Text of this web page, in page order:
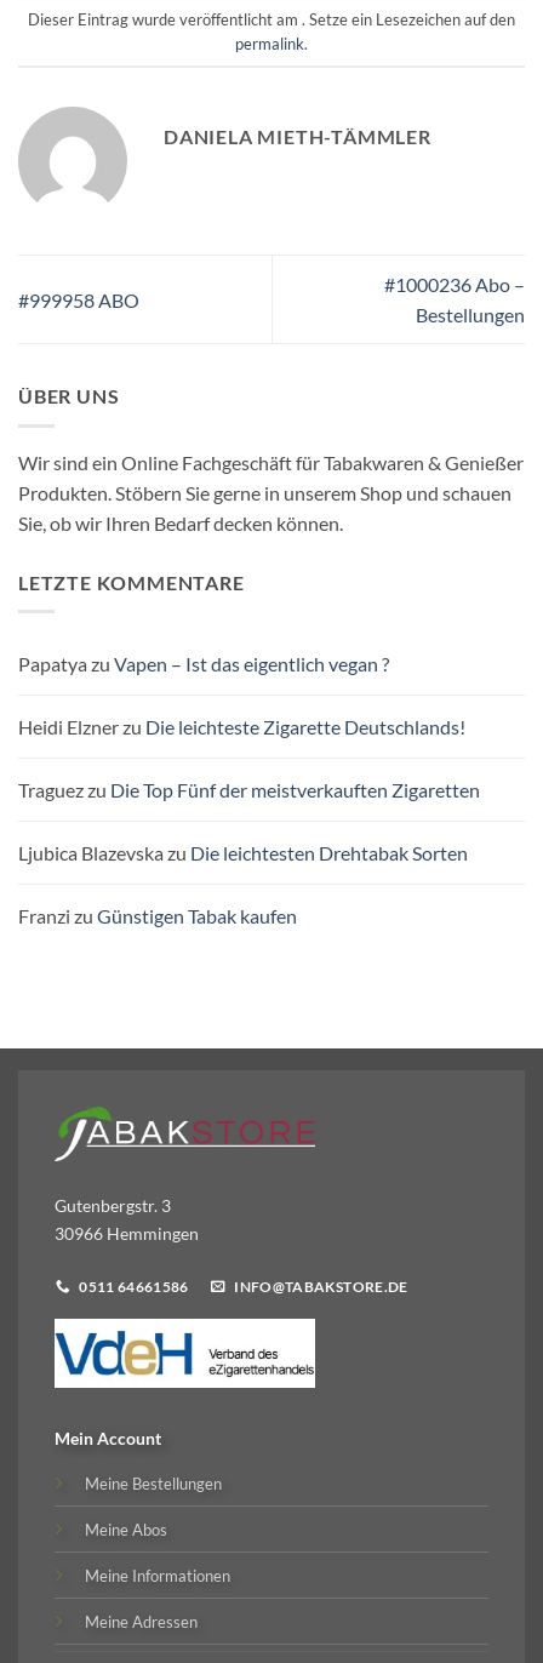
Dieser Eintrag wurde veröffentlicht am . Setze ein Lesezeichen auf den
permalink.
DANIELA MIETH-TÄMMLER
#999958 ABO
#1000236 Abo –
Bestellungen
ÜBER UNS
Wir sind ein Online Fachgeschäft für Tabakwaren & Genießer
Produkten. Stöbern Sie gerne in unserem Shop und schauen
Sie, ob wir Ihren Bedarf decken können.
LETZTE KOMMENTARE
Papatya zu Vapen – Ist das eigentlich vegan ?
Heidi Elznerzu Die leichteste Zigarette Deutschlands!
Traguezzu Die Top Fünf der meistverkauften Zigaretten
Ljubica Blazevska zu Die leichtesten Drehtabak Sorten
Franzi zu Günstigen Tabak kaufen
Gutenbergstr. 3
30966 Hemmingen
0511 64661586 INFO@TABAKSTORE.DE
Mein Account
Meine Bestellungen
Meine Abos
Meine Informationen
Meine Adressen